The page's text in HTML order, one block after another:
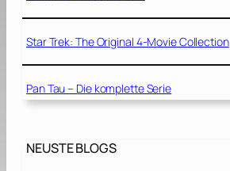
Star Trek: The Original 4-Movie Collection
Pan Tau – Die komplette Serie
NEUSTE BLOGS